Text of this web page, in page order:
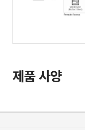
제품 사양